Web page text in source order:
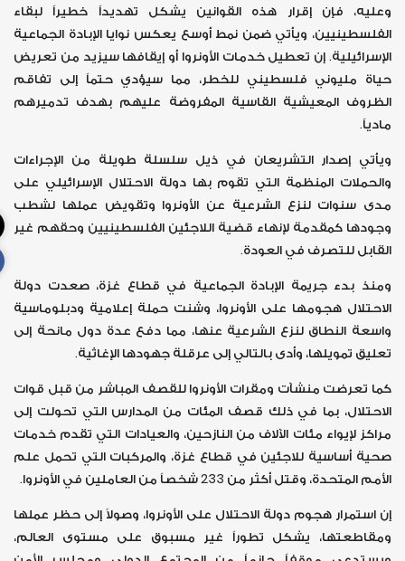
وعليه، فإن إقرار هذه القوانين يشكل تهديداً خطيراً لبقاء
الفلسطينيين، ويأتي ضمن نمط أوسع يعكس نوايا الإبادة الجماعية
الإسرائيلية. إن تعطيل خدمات الأونروا أو إيقافها سيزيد من تعريض
حياة مليوني فلسطيني للخطر، مما سيؤدي حتماً إلى تفاقم
الظروف المعيشية القاسية المفروضة عليهم بهدف تدميرهم
مادياً.
ويأتي إصدار التشريعان في ذيل سلسلة طويلة من الإجراءات
والحملات المنظمة التي تقوم بها دولة الاحتلال الإسرائيلي على
مدى سنوات لنزع الشرعية عن الأونروا وتقويض عملها لشطب
وجودها كمقدمة لإنهاء قضية اللاجئين الفلسطينيين وحقهم غير
القابل للتصرف في العودة.
ومنذ بدء جريمة الإبادة الجماعية في قطاع غزة، صعدت دولة
الاحتلال هجومها على الأونروا، وشنت حملة إعلامية ودبلوماسية
واسعة النطاق لنزع الشرعية عنها، مما دفع عدة دول مانحة إلى
تعليق تمويلها، وأدى بالتالي إلى عرقلة جهودها الإغاثية.
كما تعرضت منشآت ومقرات الأونروا للقصف المباشر من قبل قوات
الاحتلال، بما في ذلك قصف المئات من المدارس التي تحولت إلى
مراكز لإيواء مئات الآلاف من النازحين، والعيادات التي تقدم خدمات
صحية أساسية للاجئين في قطاع غزة، والمركبات التي تحمل علم
الأمم المتحدة، وقتل أكثر من 233 شخصاً من العاملين في الأونروا.
إن استمرار هجوم دولة الاحتلال على الأونروا، وصولاً إلى حظر عملها
ومقاطعتها، يشكل تطوراً غير مسبوق على مستوى العالم،